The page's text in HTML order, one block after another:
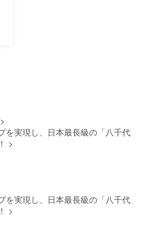
>
を実現し、日本最長級の「八千代
>
を実現し、日本最長級の「八千代
>